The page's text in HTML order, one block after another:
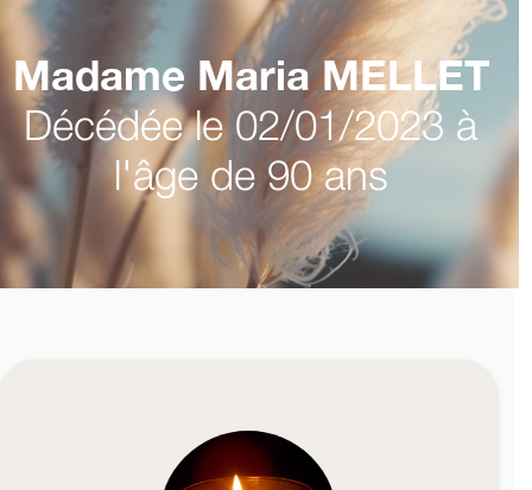
Madame MariaMELLET
Décédée le 02/01/2023 à
l'âge de 90 ans